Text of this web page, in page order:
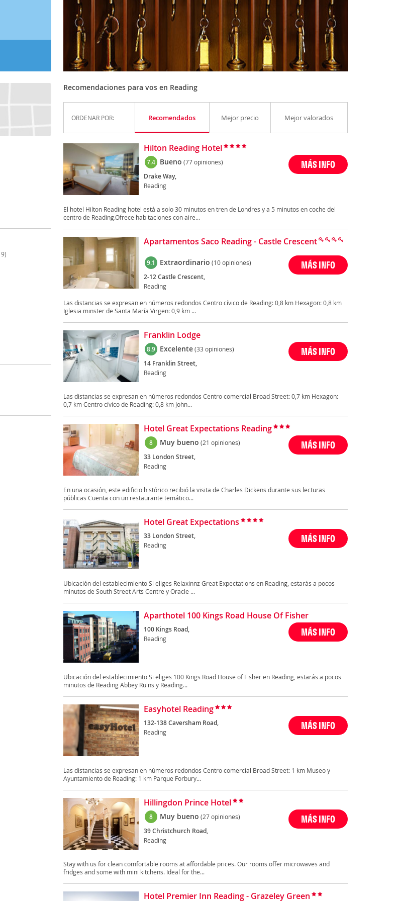
Recomendaciones para vos en Reading
ORDENAR POR: Recomendados Mejor precio Mejor valorados
Hilton Reading Hotel
7.4 Bueno (77 opiniones)
Drake Way,
Reading
MÁS INFO
El hotel Hilton Reading hotel está a solo 30 minutos en tren de Londres y a 5 minutos en coche del
centro de Reading.Ofrece habitaciones con aire...
Apartamentos Saco Reading - Castle Crescent
9.1 Extraordinario (10 opiniones)
2-12 Castle Crescent,
Reading
MÁS INFO
Las distancias se expresan en números redondos Centro cívico de Reading: 0,8 km Hexagon: 0,8 km
Iglesia minster de Santa María Virgen: 0,9 km ...
Franklin Lodge
8.9 Excelente(33 opiniones)
14 Franklin Street,
Reading
MÁS INFO
Las distancias se expresan en números redondos Centro comercial Broad Street: 0,7 km Hexagon:
0,7 km Centro cívico de Reading: 0,8 km John...
Hotel Great Expectations Reading
8 Muy bueno (21 opiniones)
33 London Street,
Reading
MÁS INFO
En una ocasión, este edificio histórico recibió la visita de Charles Dickens durante sus lecturas
públicas Cuenta con un restaurante temático...
Hotel Great Expectations
33 London Street,
Reading
MÁS INFO
Ubicación del establecimiento Si eliges Relaxinnz Great Expectations en Reading, estarás a pocos
minutos de South Street Arts Centre y Oracle ...
Aparthotel 100 Kings Road House Of Fisher
100 Kings Road,
Reading
MÁS INFO
Ubicación del establecimiento Si eliges 100 Kings Road House of Fisher en Reading, estarás a pocos
minutos de Reading Abbey Ruins y Reading...
Easyhotel Reading
132-138 Caversham Road,
Reading
MÁS INFO
Las distancias se expresan en números redondos Centro comercial Broad Street: 1 km Museo y
Ayuntamiento de Reading: 1 km Parque Forbury...
Hillingdon Prince Hotel
8 Muy bueno (27 opiniones)
39 Christchurch Road,
Reading
MÁS INFO
Stay with us for clean comfortable rooms at affordable prices. Our rooms offer microwaves and
fridges and some with mini kitchens. Ideal for the...
Hotel Premier Inn Reading - Grazeley Green